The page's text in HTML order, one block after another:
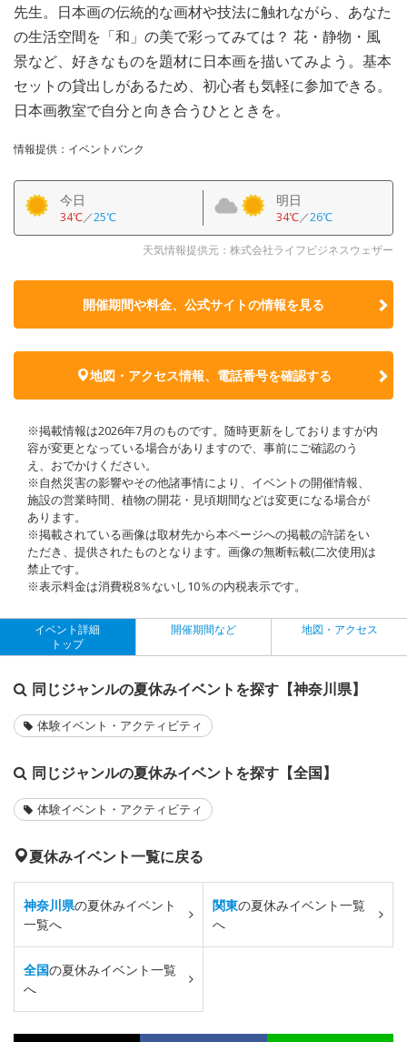
先生。日本画の伝統的な画材や技法に触れながら、あなた
の生活空間を「和」の美で彩ってみては？ 花・静物・風
景など、好きなものを題材に日本画を描いてみよう。基本
セットの貸出しがあるため、初心者も気軽に参加できる。
日本画教室で自分と向き合うひとときを。
情報提供：イベントバンク
今日
34℃／25℃
明日
34℃／26℃
天気情報提供元：株式会社ライフビジネスウェザー
開催期間や料金、公式サイトの情報を見る
地図・アクセス情報、電話番号を確認する
※掲載情報は2026年7月のものです。随時更新をしておりますが内
容が変更となっている場合がありますので、事前にご確認のう
え、おでかけください。
※自然災害の影響やその他諸事情により、イベントの開催情報、
施設の営業時間、植物の開花・見頃期間などは変更になる場合が
あります。
※掲載されている画像は取材先から本ページへの掲載の許諾をい
ただき、提供されたものとなります。画像の無断転載(二次使用)は
禁止です。
※表示料金は消費税8％ないし10％の内税表示です。
イベント詳細
トップ
開催期間など 地図・アクセス
同じジャンルの夏休みイベントを探す【神奈川県】
体験イベント・アクティビティ
同じジャンルの夏休みイベントを探す【全国】
体験イベント・アクティビティ
夏休みイベント一覧に戻る
神奈川県の夏休みイベント
一覧へ
関東の夏休みイベント一覧
へ
全国の夏休みイベント一覧
へ